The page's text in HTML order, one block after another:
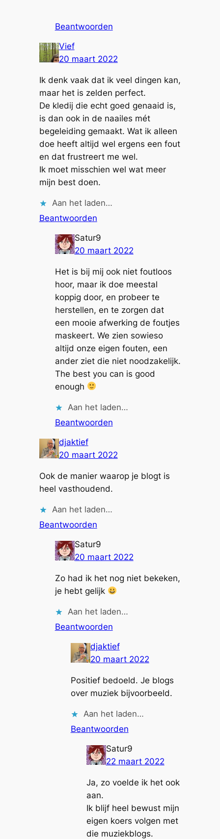
Beantwoorden
Vief
20 maart 2022
Ik denk vaak dat ik veel dingen kan,
maar het is zelden perfect.
De kledij die echt goed genaaid is,
is dan ook in de naailes mét
begeleiding gemaakt. Wat ik alleen
doe heeft altijd wel ergens een fout
en dat frustreert me wel.
Ik moet misschien wel wat meer
mijn best doen.
Aan het laden…
Beantwoorden
Satur9
20 maart 2022
Het is bij mij ook niet foutloos
hoor, maar ik doe meestal
koppig door, en probeer te
herstellen, en te zorgen dat
een mooie afwerking de foutjes
maskeert. We zien sowieso
altijd onze eigen fouten, een
ander ziet die niet noodzakelijk.
The best you can is good
enough
Aan het laden…
Beantwoorden
djaktief
20 maart 2022
Ook de manier waarop je blogt is
heel vasthoudend.
Aan het laden…
Beantwoorden
Satur9
20 maart 2022
Zo had ik het nog niet bekeken,
je hebt gelijk
Aan het laden…
Beantwoorden
djaktief
20 maart 2022
Positief bedoeld. Je blogs
over muziek bijvoorbeeld.
Aan het laden…
Beantwoorden
Satur9
22 maart 2022
Ja, zo voelde ik het ook
aan.
Ik blijf heel bewust mijn
eigen koers volgen met
die muziekblogs.